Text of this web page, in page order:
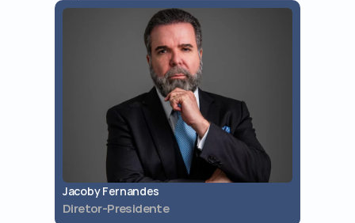
Jacoby Fernandes
Diretor-Presidente